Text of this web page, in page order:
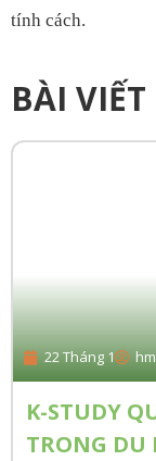
tính cách.
BÀI
22 Tháng 1
K-STUDY
TRONG DU